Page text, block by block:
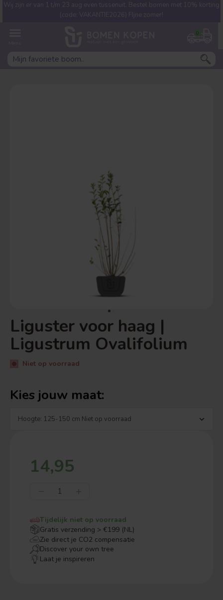
0
Wij zijn er van 1 t/m 23 aug even tussenuit. Bestel bomen met 10% korting
(code: VAKANTIE2026) FIjne zomer!
Liguster voor haag |
Ligustrum Ovalifolium
Niet op voorraad
Kies jouw maat:
14,95
Tijdelijk niet op voorraad
Gratis verzending > €199 (NL)
Zie direct je CO2 compensatie
Discover your own tree
Laat je inspireren
Welke boom ben jij naar op